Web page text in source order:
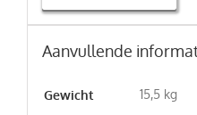
Aanvullende
Gewicht
15,5 kg